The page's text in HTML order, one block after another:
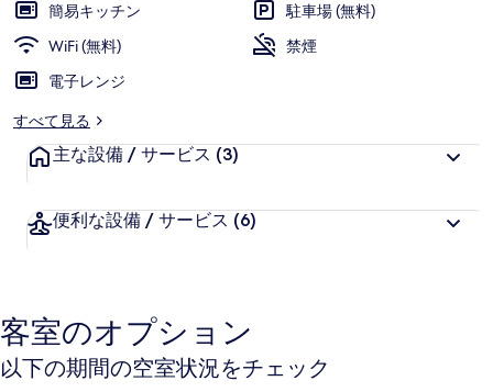
ニ
ッ
ト
3
ラ
リ
簡易キッチン
駐車場 (無料)
WiFi (無料)
禁煙
電子レンジ
すべて見る
主な設備 / サービス (3)
便利な設備 / サービス (6)
客室のオプション
以下の期間の空室状況をチェック